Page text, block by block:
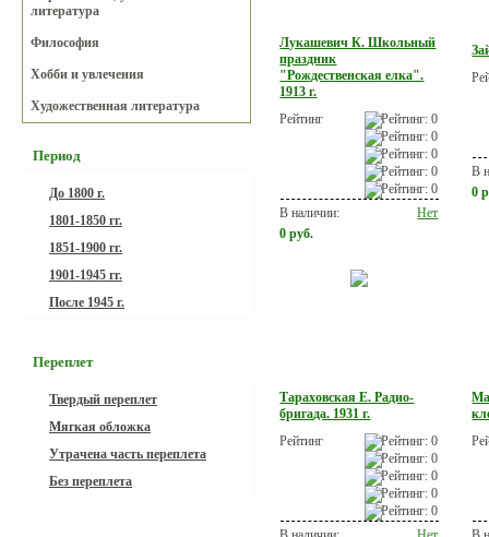
литература
Философия
Хобби и увлечения
Художественная литература
Период
До 1800 г.
1801-1850 гг.
1851-1900 гг.
1901-1945 гг.
После 1945 г.
Переплет
Твердый переплет
Мягкая обложка
Утрачена часть переплета
Без переплета
Лукашевич К. Школьный
праздник
"Рождественская елка".
1913 г.
Рейтинг
В наличии:
Нет
0руб.
В
0
Тараховская Е. Радио-
бригада. 1931 г.
Рейтинг